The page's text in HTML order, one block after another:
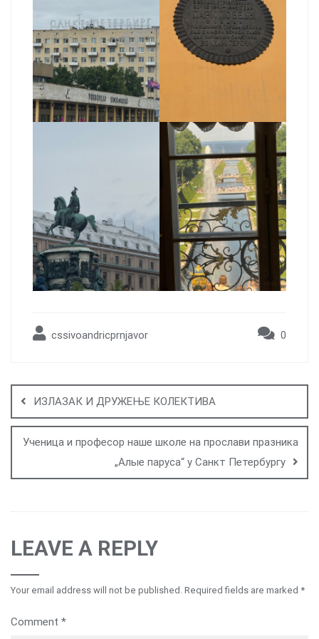
cssivoandricprnjavor 0
navigation
ИЗЛАЗАК И ДРУЖЕЊЕ КОЛЕКТИВА
Ученица и професор наше школе на прослави празника
„Алые паруса“ у Санкт Петербургу
LEAVE A REPLY
Your email address will not be published. Required fields are marked *
Comment *